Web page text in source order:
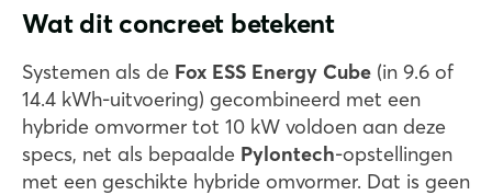
Wat dit concreet betekent
Systemen als de Fox ESS Energy Cube (in 9.6 of
14.4 kWh-uitvoering) gecombineerd met een
hybride omvormer tot 10 kW voldoen aan deze
specs, net als bepaalde Pylontech-opstellingen
met een geschikte hybride omvormer. Dat is geen